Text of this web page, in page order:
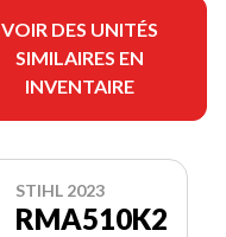
VOIR DES UNITÉS
SIMILAIRES EN
INVENTAIRE
STIHL 2023
RMA510K2